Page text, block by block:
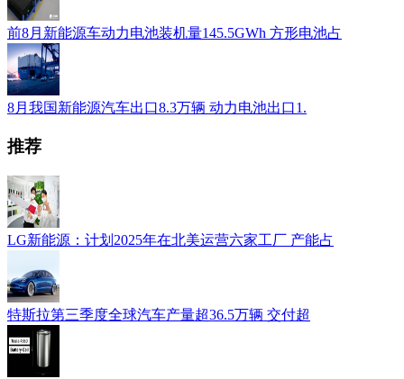
前8月新能源车动力电池装机量145.5GWh 方形电池占
8月我国新能源汽车出口8.3万辆 动力电池出口1.
推荐
LG新能源：计划2025年在北美运营六家工厂 产能占
特斯拉第三季度全球汽车产量超36.5万辆 交付超